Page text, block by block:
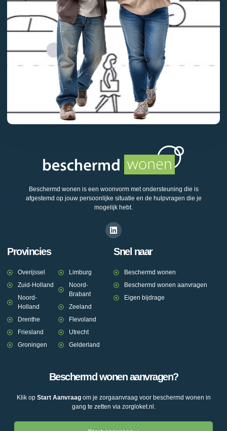
Beschermd wonen is een woonvorm met ondersteuning die is
afgestemd op jouw persoonlijke situatie en de hulpvragen die je
mogelijk hebt.
Provincies
Overijssel
Zuid-Holland
Noord-
Holland
Drenthe
Friesland
Groningen
Limburg
Noord-
Brabant
Zeeland
Flevoland
Utrecht
Gelderland
Snel naar
Beschermd wonen
Beschermd wonen aanvragen
Eigen bijdrage
Beschermd wonen aanvragen?
Klik op Start Aanvraagom je zorgaanvraag voor beschermd wonen in
gang te zetten via zorgloket.nl.